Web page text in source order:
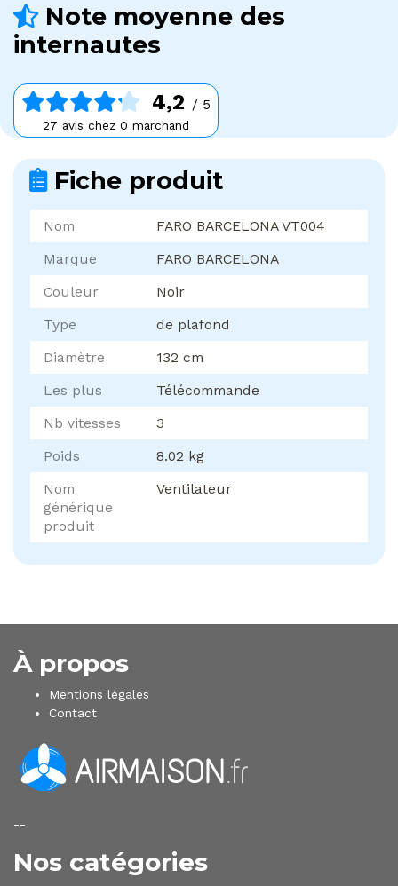
Note moyenne des
internautes
4,2 / 5
27 avis chez 0 marchand
Fiche produit
Nom
FARO BARCELONA VT004
Marque
FARO BARCELONA
Couleur
Noir
Type
de plafond
Diamètre
132 cm
Les plus
Télécommande
Nb vitesses
3
Poids
8.02 kg
Nom
générique
produit
Ventilateur
À propos
Mentions légales
Contact
--
Nos catégories